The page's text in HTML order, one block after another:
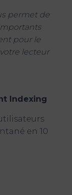
permet de
pour le
lecteur
Indexing
en 10